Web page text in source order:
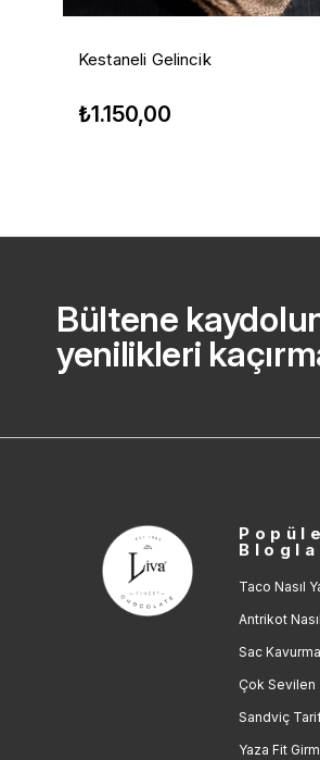
Kestaneli Gelincik
₺1.150,00
Bültene
yenilikleri
Taco Nasıl
Antrikot
Sac
Çok Sevilen
Sandviç
Yaza Fit